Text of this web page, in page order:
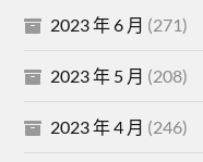
2023 年 6 月 (271)
2023 年 5 月 (208)
2023 年 4 月 (246)